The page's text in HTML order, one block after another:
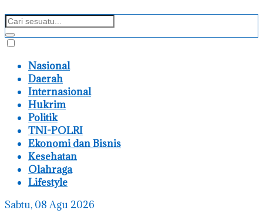
Nasional
Daerah
Internasional
Hukrim
Politik
TNI-POLRI
Ekonomi dan Bisnis
Kesehatan
Olahraga
Lifestyle
Sabtu, 08 Agu 2026